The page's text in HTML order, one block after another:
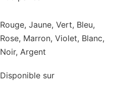
Rouge, Jaune, Vert, Bleu,
Rose, Marron, Violet, Blanc,
Noir, Argent
Disponible sur